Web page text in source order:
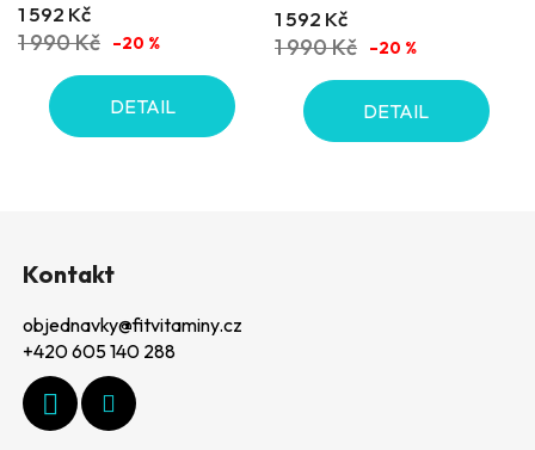
z
5
hvězdiček.
1 592 Kč
1 990 Kč –20 %
DETAIL
1 592 Kč
1 990 Kč –20 %
DETAIL
Kontakt
objednavky@fitvitaminy.cz
+420 605 140 288